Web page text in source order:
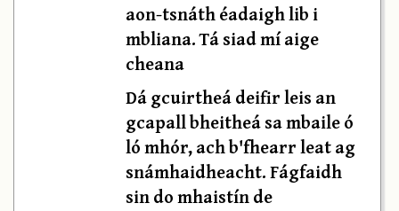
aon-tsnáth éadaigh lib i
mbliana. Tá siad mí aige
cheana
Dá gcuirtheá deifir leis an
gcapall bheitheá sa mbaile ó
ló mhór, ach b'fhearr leat ag
snámhaidheacht. Fágfaidh
sin do mhaistín de